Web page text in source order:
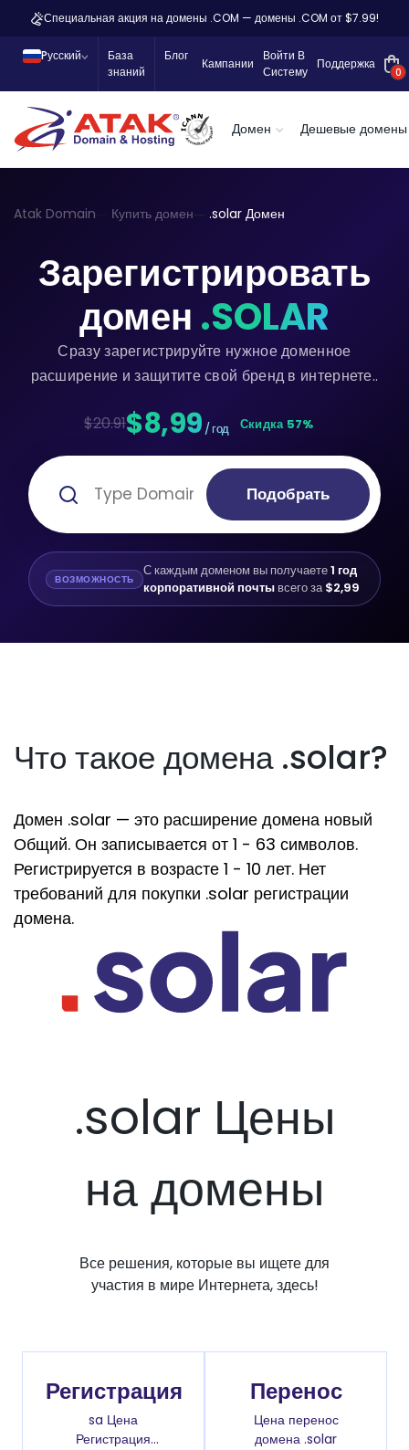
Специальная акция на домены .COM — домены .COM от $7.99!
Pусский
База
знаний
Блог
Кампании
Войти В
Систему
Поддержка
0
Домен Дешевые домены
Atak Domain Купить домен .solar Домен
Зарегистрировать
домен .SOLAR
Сразу зарегистрируйте нужное доменное
расширение и защитите свой бренд в интернете..
$20.91$8,99 / год Скидка 57%
Подобрать
ВОЗМОЖНОСТЬ С каждым доменом вы получаете1 год
корпоративной почтывсего за$2,99
Что такое домена .solar?
Домен .solar — это расширение домена новый
Общий. Он записывается от 1 - 63 символов.
Регистрируется в возрасте 1 - 10 лет. Нет
требований для покупки .solar регистрации
домена.
.solar Цены
на домены
Все решения, которые вы ищете для
участия в мире Интернета, здесь!
Регистрация
sa Цена
Регистрация
Перенос
Цена перенос
домена .solar